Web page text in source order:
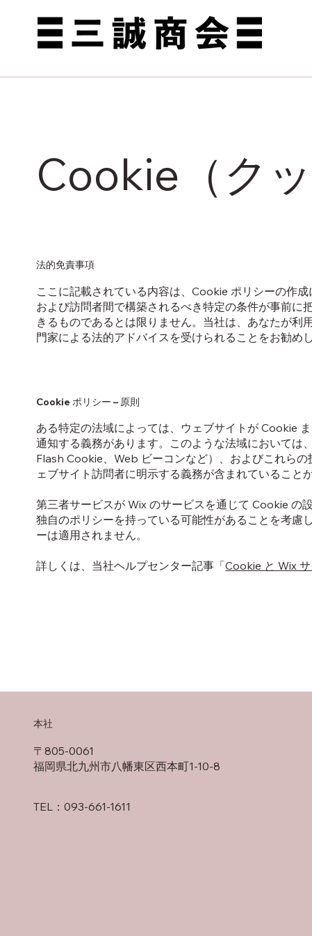
Cookie（ク
法的免責事項
ここに記載されている内容は、Cookie ポリシーの作
および訪問者間で構築されるべき特定の条件が事前
きるものであるとは限りません。当社は、あなたが
門家による法的アドバイスを受けられることをお勧めし
Cookie ポリシー – 原則
ある特定の法域によっては、ウェブサイトが Cookie
通知する義務があります。このような法域においては
Flash Cookie、Web ビーコンなど）、およびこれら
ェブサイト訪問者に明示する義務が含まれていること
第三者サービスが Wix のサービスを通じて Cookie の
独自のポリシーを持っている可能性があることを考慮
ーは適用されません。
詳しくは、当社ヘルプセンター記事「Cookie と Wix サ
本社
〒805-0061
福岡県北九州市八幡東区西本町1-10-8
TEL：093-661-1611